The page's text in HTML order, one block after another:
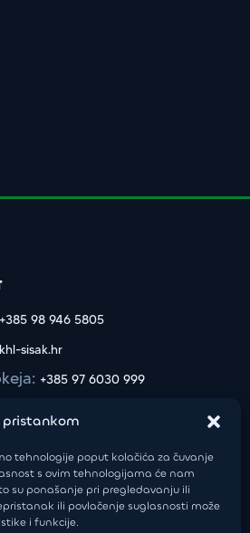
tehnologije poput kolačića za čuvanje
s ovim tehnologijama će nam
su ponašanje pri pregledavanju ili
ili povlačenje suglasnosti može
i funkcije.
+385 98 946 5805
sisak.hr
+385 97 6030 999